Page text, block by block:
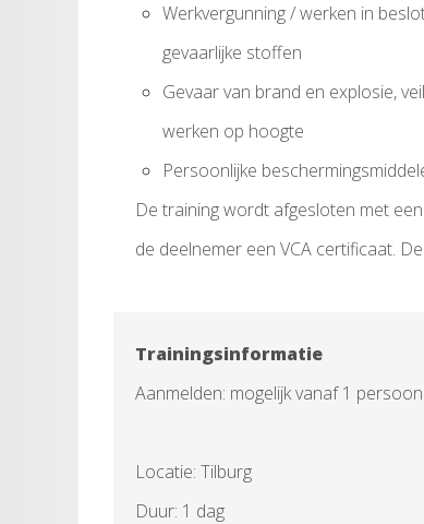
Werkvergunning / werken in
gevaarlijke stoffen
Gevaar van brand en explosie,
werken op hoogte
Persoonlijke
De training wordt afgesloten met
de deelnemer een VCA certificaat.
Trainingsinformatie
Aanmelden: mogelijk vanaf 1 persoon
Locatie: Tilburg
Duur: 1 dag